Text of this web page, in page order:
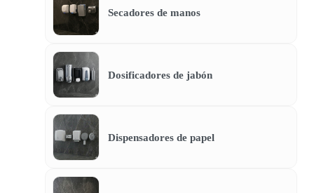
Secadores de manos
Dosificadores de jabón
Dispensadores de papel